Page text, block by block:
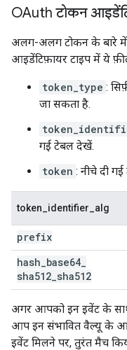
OAuth टोकन
अलग-अलग टोकन के बारे में
आइडेंटिफ़ायर टाइप में ये
token_type :
जा सकता है.
गई टेबल देखें.
token : नीचे दी
token_identifier_alg
prefix
hash base64
sha512 sha512
अगर आपको इन इवेंट के साथ
आप इन संभावित वैल्यू के
इवेंट मिलने पर, तुरंत मैच